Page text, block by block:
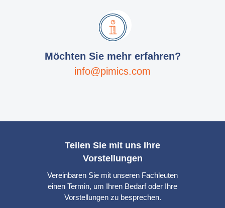
Möchten Sie mehr erfahren?
info@pimics.com
Teilen Sie mit uns Ihre
Vorstellungen
Vereinbaren Sie mit unseren Fachleuten
einen Termin, um Ihren Bedarf oder Ihre
Vorstellungen zu besprechen.